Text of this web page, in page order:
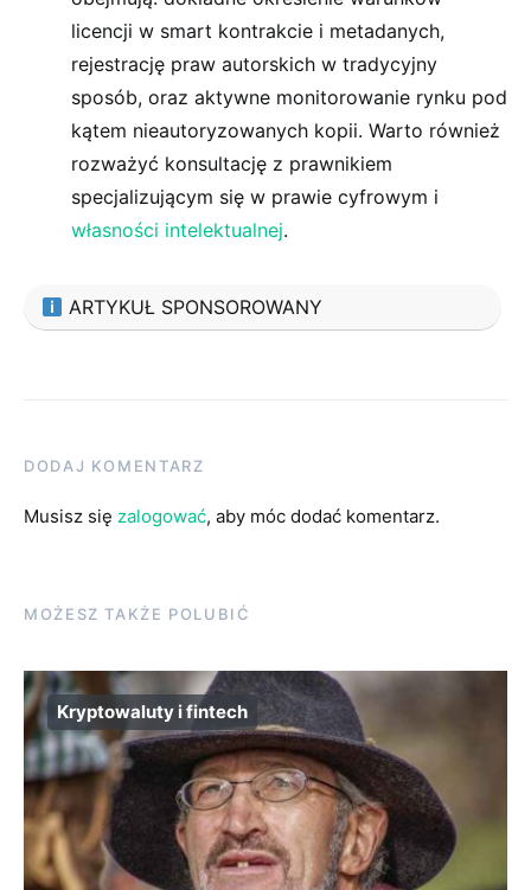
licencji w smart kontrakcie i metadanych,
rejestrację praw autorskich w tradycyjny
sposób, oraz aktywne monitorowanie rynku pod
kątem nieautoryzowanych kopii. Warto również
rozważyć konsultację z prawnikiem
specjalizującym się w prawie cyfrowym i
własności intelektualnej.
ARTYKUŁ SPONSOROWANY
DODAJ KOMENTARZ
Musisz się zalogować, aby móc dodać komentarz.
MOŻESZ TAKŻE POLUBIĆ
Kryptowaluty i fintech